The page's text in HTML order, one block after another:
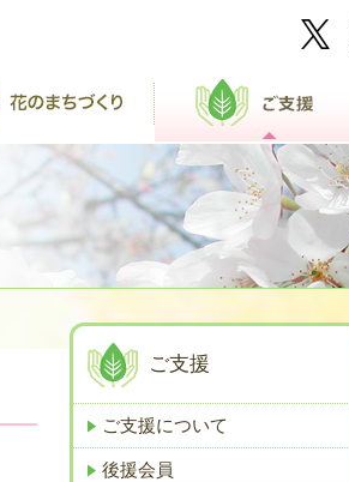
ご支援
ご支援について
後援会員